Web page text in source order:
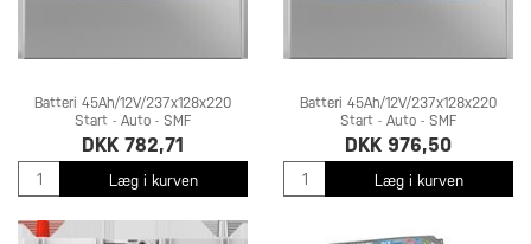
Batteri 45Ah/12V/237x128x220
Start - Auto - SMF
DKK 782,71
Læg i kurven
Batteri 45Ah/12V/237x128x220
Start - Auto - SMF
DKK 976,50
Læg i kurven